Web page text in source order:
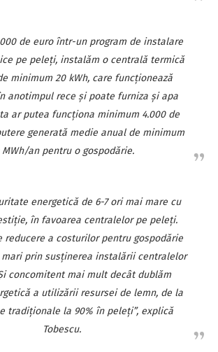
de euro într-un program de instalare
pe peleţi, instalăm o centrală termică
minimum 20 kWh, care funcţionează
anotimpul rece şi poate furniza şi apa
ar putea funcţiona minimum 4.000 de
generată medie anual de minimum
MWh/an pentru o gospodărie.
energetică de 6-7 ori mai mare cu
în favoarea centralelor pe peleţi.
reducere a costurilor pentru gospodărie
prin susţinerea instalării centralelor
concomitent mai mult decât dublăm
a utilizării resursei de lemn, de la
tradiţionale la 90% în peleţi”, explică
Tobescu.